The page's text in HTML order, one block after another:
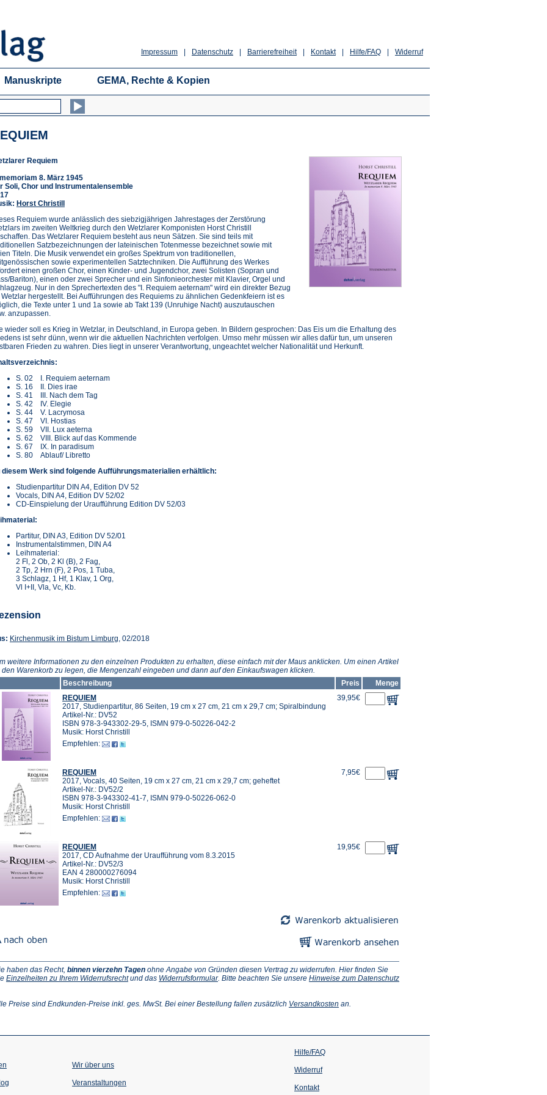
Widerruf
Hilfe/FAQ
Kontakt
Barrierefreiheit
Datenschutz
Impressum
Manuskripte GEMA, Rechte & Kopien
Requiem
memoriam 8. März 1945
Soli, Chor und Instrumentalensemble
Horst Christill
Requiem wurde anlässlich des siebzigjährigen Jahrestages der Zerstörung
im zweiten Weltkrieg durch den Wetzlarer Komponisten Horst Christill
Das Wetzlarer Requiem besteht aus neun Sätzen. Sie sind teils mit
Satzbezeichnungen der lateinischen Totenmesse bezeichnet sowie mit
Titeln. Die Musik verwendet ein großes Spektrum von traditionellen,
sowie experimentellen Satztechniken. Die Aufführung des Werkes
einen großen Chor, einen Kinder- und Jugendchor, zwei Solisten (Sopran und
Bariton), einen oder zwei Sprecher und ein Sinfonieorchester mit Klavier, Orgel und
Nur in den Sprechertexten des "I. Requiem aeternam" wird ein direkter Bezug
Wetzlar hergestellt. Bei Aufführungen des Requiems zu ähnlichen Gedenkfeiern ist es
die Texte unter 1 und 1a sowie ab Takt 139 (Unruhige Nacht) auszutauschen
anzupassen.
wieder soll es Krieg in Wetzlar, in Deutschland, in Europa geben. In Bildern gesprochen: Das Eis um die Erhaltung des
ist sehr dünn, wenn wir die aktuellen Nachrichten verfolgen. Umso mehr müssen wir alles dafür tun, um unseren
Frieden zu wahren. Dies liegt in unserer Verantwortung, ungeachtet welcher Nationalität und Herkunft.
S. 02 I. Requiem aeternam
S. 16 II. Dies irae
S. 41 III. Nach dem Tag
S. 42 IV. Elegie
S. 44 V. Lacrymosa
S. 47 VI. Hostias
S. 59 VII. Lux aeterna
S. 62 VIII. Blick auf das Kommende
S. 67 IX. In paradisum
S. 80 Ablauf/ Libretto
diesem Werk sind folgende Aufführungsmaterialien erhältlich:
Studienpartitur DIN A4, Edition DV 52
Vocals, DIN A4, Edition DV 52/02
CD-Einspielung der Uraufführung Edition DV 52/03
Partitur, DIN A3, Edition DV 52/01
Instrumentalstimmen, DIN A4
Leihmaterial:
2 Fl, 2 Ob, 2 Kl (B), 2 Fag,
2 Tp, 2 Hrn (F), 2 Pos, 1 Tuba,
3 Schlagz, 1 Hf, 1 Klav, 1 Org,
Vl I+II, Vla, Vc, Kb.
Kirchenmusik im Bistum Limburg (Öffnet
neuen
Tab)
, 02/2018
weitere Informationen zu den einzelnen Produkten zu erhalten, diese einfach mit der Maus anklicken. Um einen Artikel
den Warenkorb zu legen, die Mengenzahl eingeben und dann auf den Einkaufswagen klicken.
Beschreibung
Preis
Menge
REQUIEM
2017, Studienpartitur, 86 Seiten, 19 cm x 27 cm, 21 cm x 29,7 cm; Spiralbindung
Artikel-Nr.: DV52
ISBN 978-3-943302-29-5, ISMN 979-0-50226-042-2
Musik: Horst Christill
Empfehlen:
39,95€
REQUIEM
2017, Vocals, 40 Seiten, 19 cm x 27 cm, 21 cm x 29,7 cm; geheftet
Artikel-Nr.: DV52/2
ISBN 978-3-943302-41-7, ISMN 979-0-50226-062-0
Musik: Horst Christill
Empfehlen:
7,95€
REQUIEM
2017, CD Aufnahme der Uraufführung vom 8.3.2015
Artikel-Nr.: DV52/3
EAN 4 280000276094
Musik: Horst Christill
Empfehlen:
19,95€
haben das Recht, binnen vierzehn Tagen ohne Angabe von Gründen diesen Vertrag zu widerrufen. Hier finden Sie
Einzelheiten zu Ihrem Widerrufsrecht(Öffnet
neuen
und das Widerrufsformular(Öffnet
neuen
. Bitte beachten Sie unsere Hinweise zum Datenschutz
Preise sind Endkunden-Preise inkl. ges. MwSt. Bei einer Bestellung fallen zusätzlich Versandkosten (Öffnet
Tab)
an.
Wir über uns
Veranstaltungen
Hilfe/FAQ
Widerruf
Kontakt